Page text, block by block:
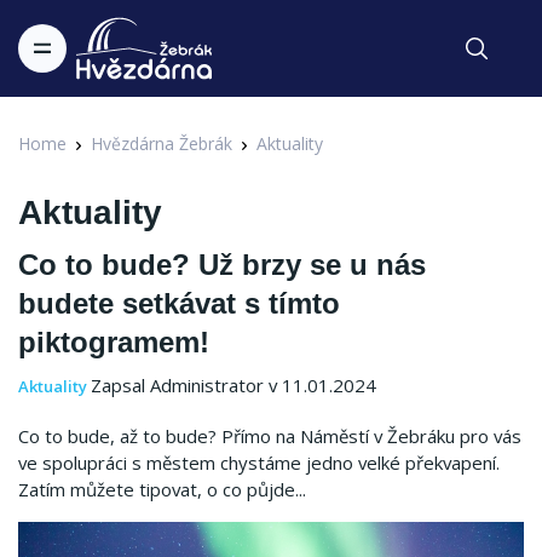
Home Hvězdárna Žebrák Aktuality
Aktuality
Co to bude? Už brzy se u nás
budete setkávat s tímto
piktogramem!
Aktuality Zapsal Administrator v 11.01.2024
Co to bude, až to bude? Přímo na Náměstí v Žebráku pro vás
ve spolupráci s městem chystáme jedno velké překvapení.
Zatím můžete tipovat, o co půjde...